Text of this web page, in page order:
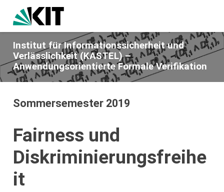
Institut für Informationssicherheit und
Verlässlichkeit (KASTEL) –
Anwendungsorientierte Formale Verifikation
Sommersemester 2019
Fairness und
Diskriminierungsfreihe
it